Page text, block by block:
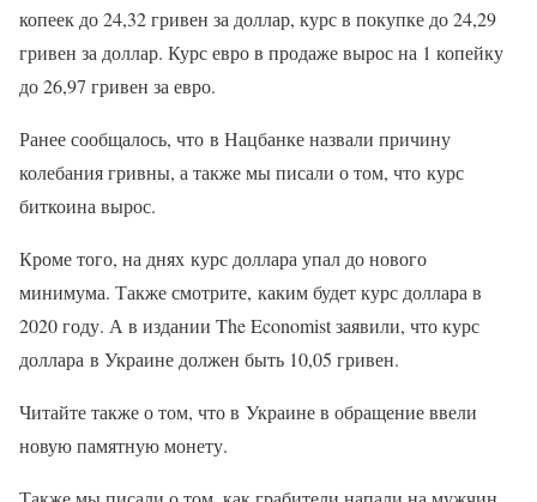
копеек до 24,32 гривен за доллар, курс в покупке до 24,29
гривен за доллар. Курс евро в продаже вырос на 1 копейку
до 26,97 гривен за евро.
Ранее сообщалось, что в Нацбанке назвали причину
колебания гривны, а также мы писали о том, что курс
биткоина вырос.
Кроме того, на днях курс доллара упал до нового
минимума. Также смотрите, каким будет курс доллара в
2020 году. А в издании The Economist заявили, что курс
доллара в Украине должен быть 10,05 гривен.
Читайте также о том, что в Украине в обращение ввели
новую памятную монету.